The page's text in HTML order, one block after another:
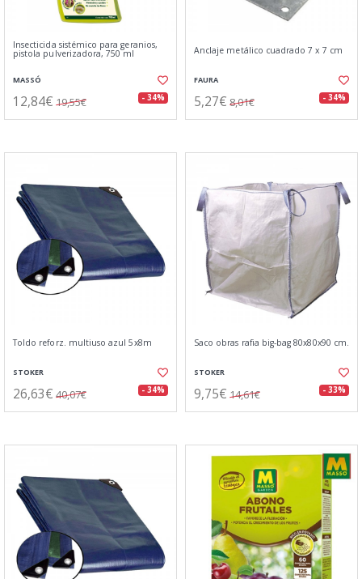
Insecticida sistémico para geranios,
pistola pulverizadora, 750 ml
MASSÓ
12,84€ 19,55€ - 34%
Anclaje metálico cuadrado 7 x 7 cm
FAURA
5,27€ 8,01€ - 34%
Toldo reforz. multiuso azul 5x8m
STOKER
26,63€ 40,07€ - 34%
Saco obras rafia big-bag 80x80x90 cm.
STOKER
9,75€ 14,61€ - 33%